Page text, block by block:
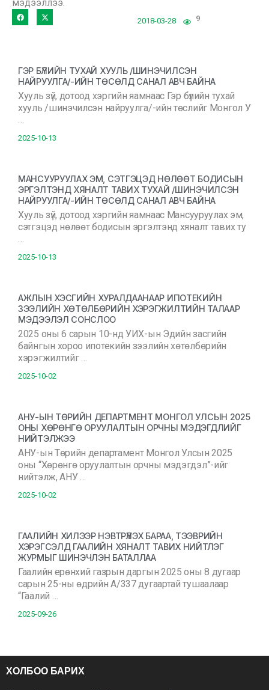
мэдээллээ.
2018-03-28 9
ГЭР БҮЛИЙН ТУХАЙ ХУУЛЬ /ШИНЭЧИЛСЭН
НАЙРУУЛГА/-ИЙН ТӨСӨЛД САНАЛ АВЧ БАЙНА
Хууль зүй, дотоод хэргийн яамнаас Гэр бүлийн тухай
хууль /шинэчилсэн найруулга/-ийн төслийг Монгол У
…
2025-10-13
МАНСУУРУУЛАХ ЭМ, СЭТГЭЦЭД НӨЛӨӨТ БОДИСЫН
ЭРГЭЛТЭНД ХЯНАЛТ ТАВИХ ТУХАЙ /ШИНЭЧИЛСЭН
НАЙРУУЛГА/-ИЙН ТӨСӨЛД САНАЛ АВЧ БАЙНА
Хууль зүй, дотоод хэргийн яамнаас Мансууруулах эм,
сэтгэцэд нөлөөт бодисын эргэлтэнд хяналт тавих ту
…
2025-10-13
АЖЛЫН ХЭСГИЙН ХУРАЛДААНААР ИПОТЕКИЙН
ЗЭЭЛИЙН ХӨТӨЛБӨРИЙН ХЭРЭГЖИЛТИЙН ТАЛААР
МЭДЭЭЛЭЛ СОНСЛОО
2025 оны 6 сарын 10-нд УИХ-ын Эдийн засгийн
байнгын хороо ипотекийн зээлийн хөтөлбөрийн
хэрэгжилтийг …
2025-10-02
АНУ-ЫН ТӨРИЙН ДЕПАРТМЕНТ МОНГОЛ УЛСЫН 2025
ОНЫ ХӨРӨНГӨ ОРУУЛАЛТЫН ОРЧНЫ МЭДЭГДЛИЙГ
НИЙТЭЛЖЭЭ
АНУ-ын Төрийн департамент Монгол Улсын 2025
оны “Хөрөнгө оруулалтын орчны мэдэгдэл”-ийг
нийтэлж, АНУ …
2025-10-02
ГААЛИЙН ХИЛЭЭР НЭВТРҮҮЛЭХ БАРАА, ТЭЭВРИЙН
ХЭРЭГСЭЛД ГААЛИЙН ХЯНАЛТ ТАВИХ НИЙТЛЭГ
ЖУРМЫГ ШИНЭЧЛЭН БАТАЛЛАА
Гаалийн ерөнхий газрын даргын 2025 оны 8 дугаар
сарын 25-ны өдрийн А/337 дугаартай тушаалаар
“Гаалий …
2025-09-26
ХОЛБОО БАРИХ